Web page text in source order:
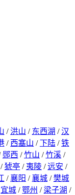
/ 洪山 / 东西湖 /汉
/ 西塞山 /下陆 /铁
郧西 /竹山 /竹溪 /
/猇亭 / 夷陵 /远安 /
/襄阳 /襄城 /樊城
宜城 /鄂州 / 梁子湖 /